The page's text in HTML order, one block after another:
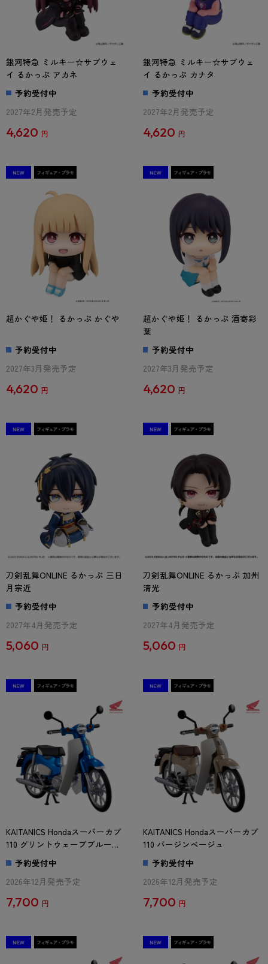
銀河特急 ミルキー☆サブウェ
イ るかっぷ アカネ
予約受付中
2027年2月発売予定
4,620 円
銀河特急 ミルキー☆サブウェ
イ るかっぷ カナタ
予約受付中
2027年2月発売予定
4,620 円
超かぐや姫！ るかっぷ かぐや
予約受付中
2027年3月発売予定
4,620 円
超かぐや姫！ るかっぷ 酒寄彩
葉
予約受付中
2027年3月発売予定
4,620 円
刀剣乱舞ONLINE るかっぷ 三日
月宗近
予約受付中
2027年4月発売予定
5,060 円
刀剣乱舞ONLINE るかっぷ 加州
清光
予約受付中
2027年4月発売予定
5,060 円
KAITANICS Hondaスーパーカブ
110 グリントウェーブブルーメ
タリック
予約受付中
2026年12月発売予定
7,700 円
KAITANICS Hondaスーパーカブ
110 バージンベージュ
予約受付中
2026年12月発売予定
7,700 円